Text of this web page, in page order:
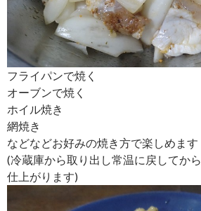
フライパンで焼く
オーブンで焼く
ホイル焼き
網焼き
などなどお好みの焼き方で楽しめます
(冷蔵庫から取り出し常温に戻してか
仕上がります)